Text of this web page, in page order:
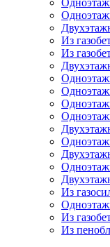
Из
Из
Из
Из
Из